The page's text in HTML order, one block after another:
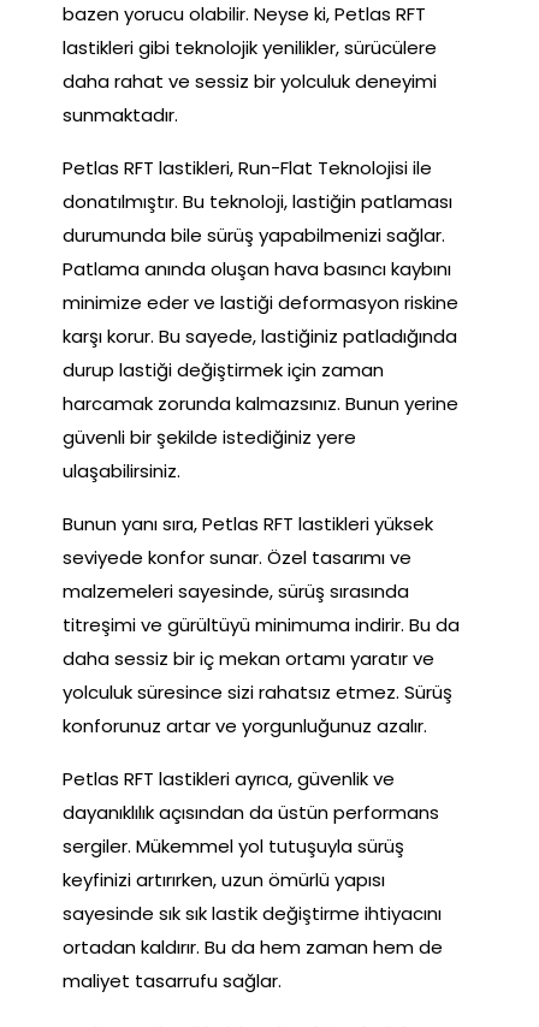
bazen yorucu olabilir. Neyse ki, Petlas RFT
lastikleri gibi teknolojik yenilikler, sürücülere
daha rahat ve sessiz bir yolculuk deneyimi
sunmaktadır.
Petlas RFT lastikleri, Run-Flat Teknolojisi ile
donatılmıştır. Bu teknoloji, lastiğin patlaması
durumunda bile sürüş yapabilmenizi sağlar.
Patlama anında oluşan hava basıncı kaybını
minimize eder ve lastiği deformasyon riskine
karşı korur. Bu sayede, lastiğiniz patladığında
durup lastiği değiştirmek için zaman
harcamak zorunda kalmazsınız. Bunun yerine
güvenli bir şekilde istediğiniz yere
ulaşabilirsiniz.
Bunun yanı sıra, Petlas RFT lastikleri yüksek
seviyede konfor sunar. Özel tasarımı ve
malzemeleri sayesinde, sürüş sırasında
titreşimi ve gürültüyü minimuma indirir. Bu da
daha sessiz bir iç mekan ortamı yaratır ve
yolculuk süresince sizi rahatsız etmez. Sürüş
konforunuz artar ve yorgunluğunuz azalır.
Petlas RFT lastikleri ayrıca, güvenlik ve
dayanıklılık açısından da üstün performans
sergiler. Mükemmel yol tutuşuyla sürüş
keyfinizi artırırken, uzun ömürlü yapısı
sayesinde sık sık lastik değiştirme ihtiyacını
ortadan kaldırır. Bu da hem zaman hem de
maliyet tasarrufu sağlar.